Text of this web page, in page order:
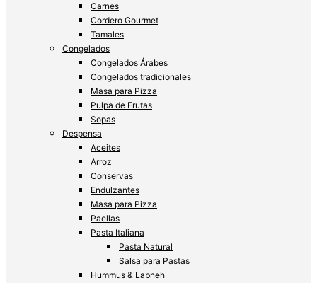
Carnes
Cordero Gourmet
Tamales
Congelados
Congelados Árabes
Congelados tradicionales
Masa para Pizza
Pulpa de Frutas
Sopas
Despensa
Aceites
Arroz
Conservas
Endulzantes
Masa para Pizza
Paellas
Pasta Italiana
Pasta Natural
Salsa para Pastas
Hummus & Labneh